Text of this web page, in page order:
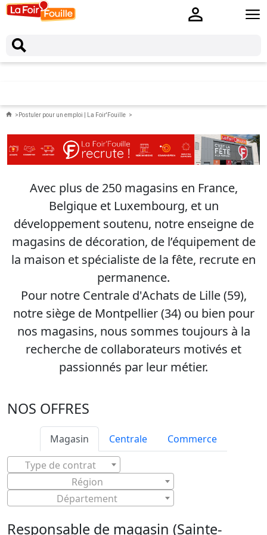
Postuler pour un emploi | La Foir'Fouille